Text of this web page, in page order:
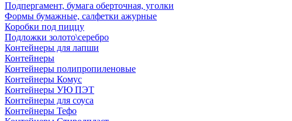
Подпергамент, бумага оберточная, уголки
Формы бумажные, салфетки ажурные
Коробки под пиццу
Подложки золото\серебро
Контейнеры для лапши
Контейнеры
Контейнеры полипропиленовые
Контейнеры Комус
Контейнеры УЮ ПЭТ
Контейнеры для соуса
Контейнеры Тефо